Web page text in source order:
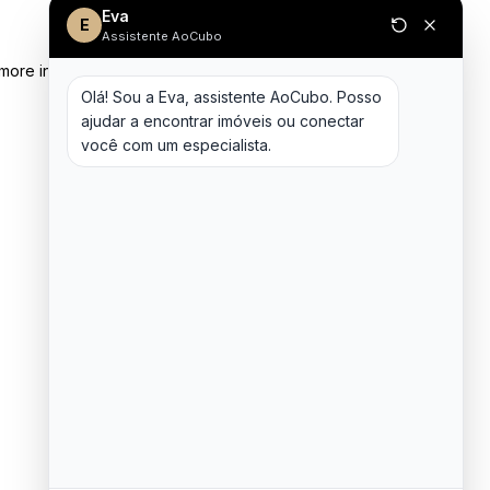
information)
E Eva
Assistente AoCubo
Olá! Sou a Eva, assistente AoCubo. Posso
ajudar a encontrar imóveis ou conectar
você com um especialista.